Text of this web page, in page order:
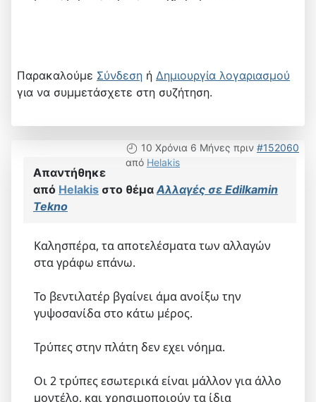
Παρακαλούμε Σύνδεση ή Δημιουργία λογαριασμού
για να συμμετάσχετε στη συζήτηση.
10 Χρόνια 6 Μήνες πριν #152060
από Helakis
Απαντήθηκε
από Helakis στο θέμα Αλλαγές σε Edilkamin
Tekno
Καλησπέρα, τα αποτελέσματα των αλλαγών
στα γράφω επάνω.
Το βεντιλατέρ βγαίνει άμα ανοίξω την
γυψοσανίδα στο κάτω μέρος.
Τρύπες στην πλάτη δεν εχει νόημα.
Οι 2 τρύπες εσωτερικά είναι μάλλον για άλλο
μοντέλο, και χρησιμοποιούν τα ίδια